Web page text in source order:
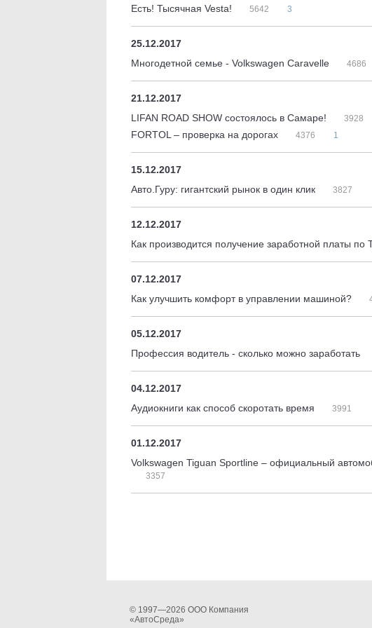
Есть! Тысячная Vesta!
5642 3
25.12.2017
Многодетной семье - Volkswagen Caravelle
4686
21.12.2017
LIFAN ROAD SHOW состоялось в Самаре!
3928
FORTOL – проверка на дорогах 4376 1
15.12.2017
Авто.Гуру: гигантский рынок в один клик
3827
12.12.2017
Как производится получение заработной платы по
07.12.2017
Как улучшить комфорт в управлении машиной?
05.12.2017
Профессия водитель - сколько можно заработать
04.12.2017
Аудиокниги как способ скоротать время
3991
01.12.2017
Volkswagen Tiguan Sportline – официальный
3357
© 1997—2026 ООО Компания
«АвтоСреда»